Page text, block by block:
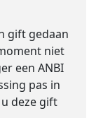
gift gedaan
niet
een ANBI
pas in
deze gift